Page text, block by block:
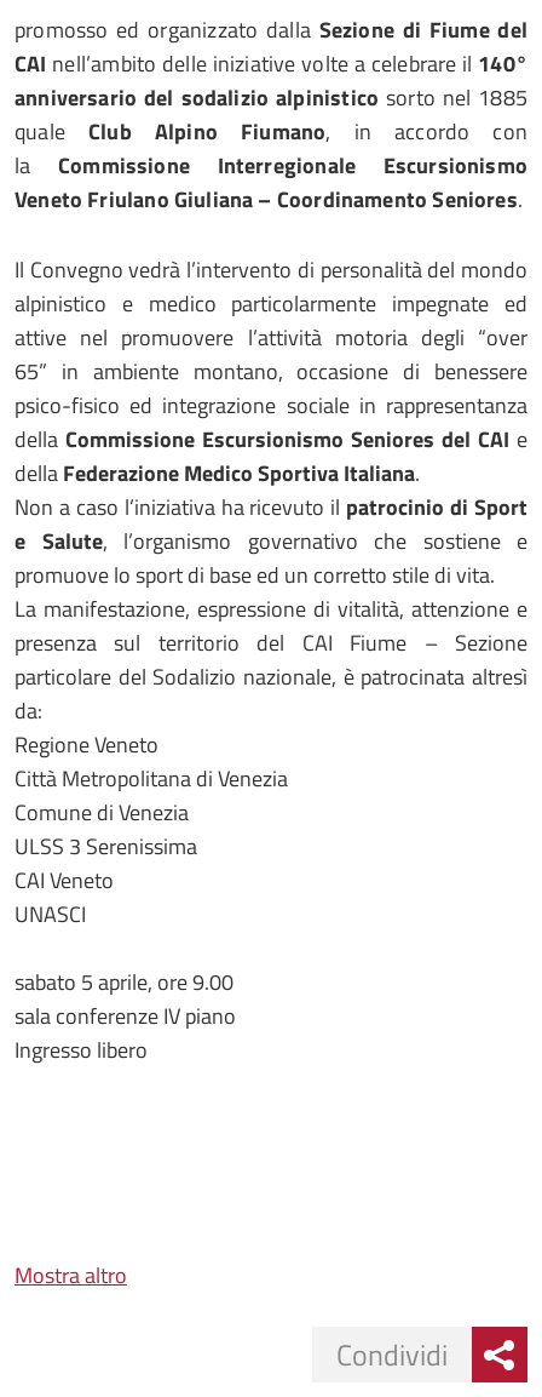
promosso ed organizzato dalla Sezione di Fiume del
CAI nell’ambito delle iniziative volte a celebrare il 140°
anniversario del sodalizio alpinistico sorto nel 1885
qualeClub Alpino Fiumano, in accordo con
la Commissione Interregionale Escursionismo
Veneto Friulano Giuliana – Coordinamento Seniores.
Il Convegno vedrà l’intervento di personalità del mondo
alpinistico e medico particolarmente impegnate ed
attive nel promuovere l’attività motoria degli “over
65” in ambiente montano, occasione di benessere
psico-fisico ed integrazione sociale in rappresentanza
della Commissione Escursionismo Seniores del CAI e
dellaFederazione Medico Sportiva Italiana.
Non a caso l’iniziativa ha ricevuto il patrocinio di Sport
e Salute, l’organismo governativo che sostiene e
promuove lo sport di base ed un corretto stile di vita.
La manifestazione, espressione di vitalità, attenzione e
presenza sul territorio del CAI Fiume – Sezione
particolare del Sodalizio nazionale, è patrocinata altresì
da:
Regione Veneto
Città Metropolitana di Venezia
Comune di Venezia
ULSS 3 Serenissima
CAI Veneto
UNASCI
sabato 5 aprile, ore 9.00
sala conferenze IV piano
Ingresso libero
Mostra altro
Condividi